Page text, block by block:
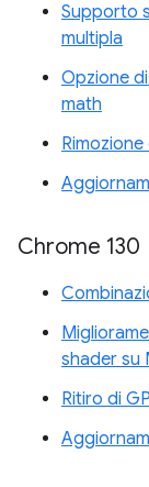
Supporto
multipla
Opzione
math
Chrome 130
shader su
Ritiro di